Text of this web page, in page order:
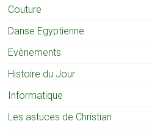
Couture
Danse Egyptienne
Evènements
Histoire du Jour
Informatique
Les astuces de Christian